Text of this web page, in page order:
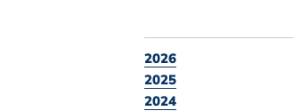
2026
2025
2024